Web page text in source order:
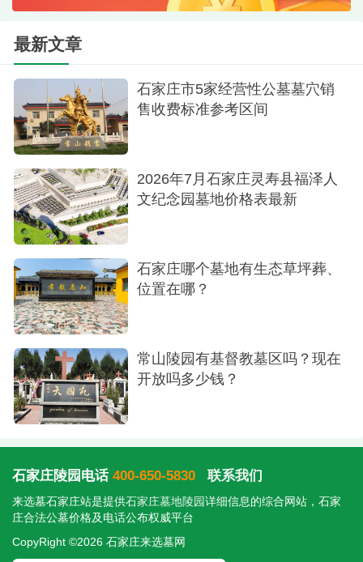
理念的普及。
如果更看重交通的便利性和市区距离，燕赵龙
主导建设的公益性园区，并且愿意接受更加纯粹的
生态理念，那么大峪山生命纪念园会是一个让人安
心的选择。两处都在鹿泉区，相距也不算太远，建
议您可以抽时间分别去实地看一看，感受一下园区
的整体环境和氛围，看看哪一处更符合家人对"归于
自然"的那份理解与期待。
最新文章
石家庄市5家经营性公墓墓穴销
售收费标准参考区间
2026年7月石家庄灵寿县福泽人
文纪念园墓地价格表最新
石家庄哪个墓地有生态草坪葬、
位置在哪？
常山陵园有基督教墓区吗？现在
开放吗多少钱？
石家庄陵园电话 400-650-5830 联系我们
来选墓石家庄站是提供石家庄墓地陵园 详细信息的综合网站，石家
庄合法公墓价格及电话公布权威平台
CopyRight ©2026 石家庄来选墓网